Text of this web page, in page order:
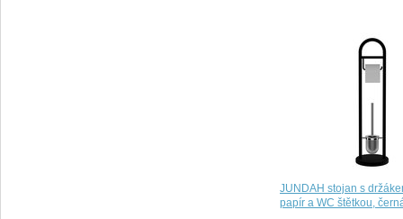
JUNDAH stojan s
papír a WC štětkou,